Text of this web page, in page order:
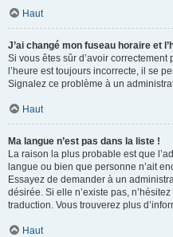
Haut
J’ai changé mon fuseau horaire et
Si vous êtes sûr d’avoir
l’heure est toujours incorrecte, il se
Signalez ce problème à un
Haut
Ma langue n’est pas dans la liste !
La raison la plus probable est que
langue ou bien que personne n’ait
Essayez de demander à un
désirée. Si elle n’existe pas,
traduction. Vous trouverez plus
Haut